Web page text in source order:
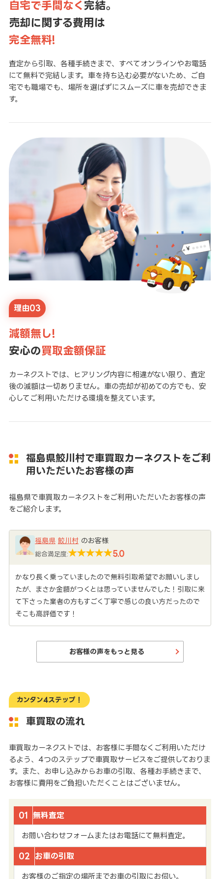
自宅で手間なく 完結。
売却に関する費用は
完全無料!
査定から引取、各種手続きまで、すべてオンラインやお電話
にて無料で完結します。車を持ち込む必要がないため、ご自
宅でも職場でも、場所を選ばずにスムーズに車を売却できま
す。
理由03
減額無し!
安心の買取金額保証
カーネクストでは、ヒアリング内容に相違がない限り、査定
後の減額は一切ありません。車の売却が初めての方でも、安
心してご利用いただける環境を整えています。
福島県鮫川村で車買取カーネクストをご利
用いただいたお客様の声
福島県で車買取カーネクストをご利用いただいたお客様の声
をご紹介します。
福島県 鮫川村のお客様
総合満足度: 5.0
かなり長く乗っていましたので無料引取希望でお願いしまし
たが、まさか金額がつくとは思っていませんでした！引取に来
て下さった業者の方もすごく丁寧で感じの良い方だったので
そこも高評価です！
お客様の声をもっと見る
カンタン4ステップ！
車買取の流れ
車買取カーネクストでは、お客様に手間なくご利用いただけ
るよう、4つのステップで車買取サービスをご提供しておりま
す。また、お申し込みからお車の引取、各種お手続きまで、
お客様に費用をご負担いただくことはございません。
01 無料査定
お問い合わせフォームまたはお電話にて無料査定。
02 お車の引取
お客様のご指定の場所までお車の引取にお伺い。